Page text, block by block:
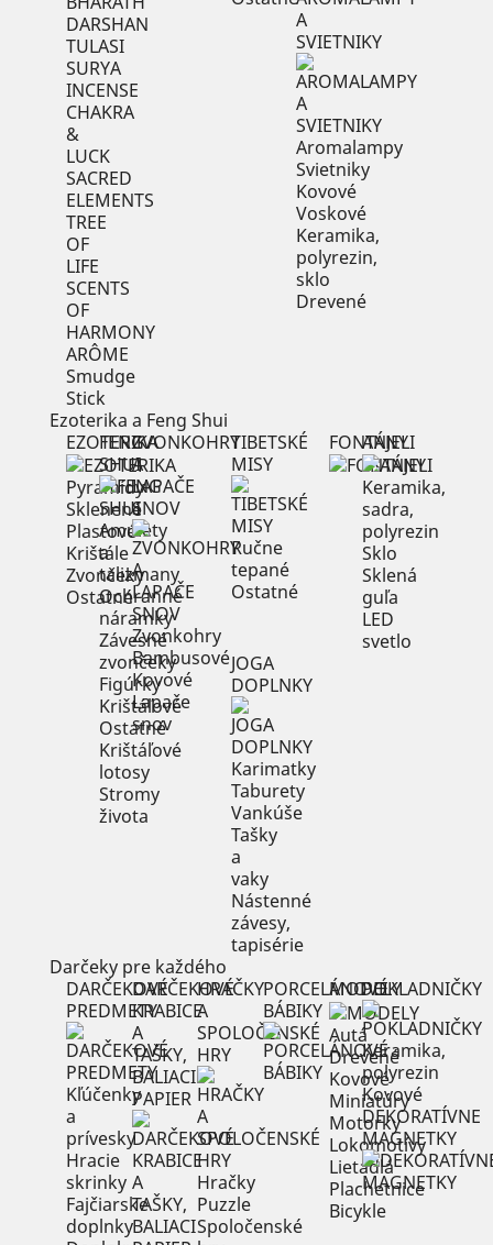
DARSHAN
TULASI
SURYA
INCENSE
CHAKRA
&
LUCK
SACRED
ELEMENTS
TREE
OF
LIFE
SCENTS
OF
HARMONY
ARÔME
Smudge
Stick
A
SVIETNIKY
Aromalampy
Svietniky
Kovové
Voskové
Keramika,
polyrezin,
sklo
Drevené
Ezoterika a Feng Shui
EZOTERIKA
Pyramídy
Sklenené
Plastové
Krištále
Zvončeky
Ostatné
FENG
SHUI
Amulety
a
talizmany
Ochranné
náramky
Závesné
zvončeky
Figúrky
Krištáľové
Ostatné
Krištáľové
lotosy
Stromy
života
ZVONKOHRY
A
LAPAČE
SNOV
Zvonkohry
Bambusové
Kovové
Lapače
snov
TIBETSKÉ
MISY
Ručne
tepané
Ostatné
FONTÁNY
ANJELI
Keramika,
sadra,
polyrezin
Sklo
Sklená
guľa
LED
svetlo
JOGA
DOPLNKY
Karimatky
Taburety
Vankúše
Tašky
a
vaky
Nástenné
závesy,
tapisérie
Darčeky pre každého
DARČEKOVÉ
PREDMETY
Kľúčenky
a
prívesky
Hracie
skrinky
Fajčiarske
doplnky
DARČEKOVÉ
KRABICE
A
TAŠKY,
BALIACI
PAPIER
HRAČKY
A
SPOLOČENSKÉ
HRY
Hračky
Puzzle
Spoločenské
PORCELÁNOVÉ
BÁBIKY
MODELY
Autá
Drevené
Kovové
Miniatúry
Motorky
Lokomotívy
Lietadlá
Plachetnice
Bicykle
POKLADNIČKY
Keramika,
polyrezin
Kovové
DEKORATÍVNE
MAGNETKY